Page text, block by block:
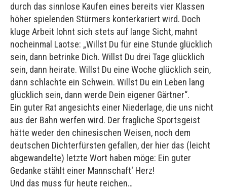
durch das sinnlose Kaufen eines bereits vier Klassen
höher spielenden Stürmers konterkariert wird. Doch
kluge Arbeit lohnt sich stets auf lange Sicht, mahnt
nocheinmal Laotse: „Willst Du für eine Stunde glücklich
sein, dann betrinke Dich. Willst Du drei Tage glücklich
sein, dann heirate. Willst Du eine Woche glücklich sein,
dann schlachte ein Schwein. Willst Du ein Leben lang
glücklich sein, dann werde Dein eigener Gärtner“.
Ein guter Rat angesichts einer Niederlage, die uns nicht
aus der Bahn werfen wird. Der fragliche Sportsgeist
hätte weder den chinesischen Weisen, noch dem
deutschen Dichterfürsten gefallen, der hier das (leicht
abgewandelte) letzte Wort haben möge: Ein guter
Gedanke stählt einer Mannschaft‘ Herz!
Und das muss für heute reichen…